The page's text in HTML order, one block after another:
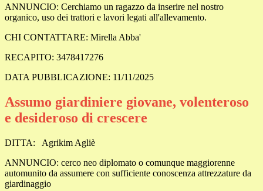
ANNUNCIO: Cerchiamo un ragazzo da inserire nel nostro
organico, uso dei trattori e lavori legati all'allevamento.
CHI CONTATTARE: Mirella Abba'
RECAPITO: 3478417276
DATA PUBBLICAZIONE: 11/11/2025
Assumo giardiniere giovane, volenteroso
e desideroso di crescere
DITTA:
Agrikim Agliè
ANNUNCIO: cerco neo diplomato o comunque maggiorenne
automunito da assumere con sufficiente conoscenza attrezzature da
giardinaggio